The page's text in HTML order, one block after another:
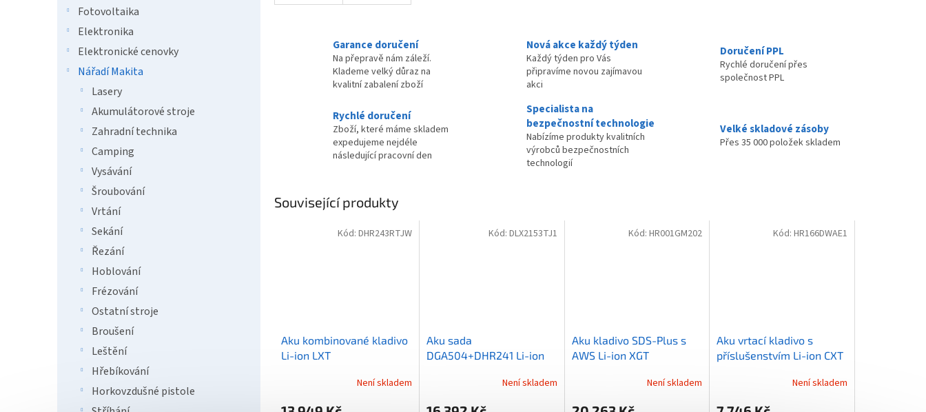
Fotovoltaika
Elektronika
Elektronické cenovky
Nářadí Makita
Lasery
Akumulátorové stroje
Zahradní technika
Camping
Vysávání
Šroubování
Vrtání
Sekání
Řezání
Hoblování
Frézování
Ostatní stroje
Broušení
Leštění
Hřebíkování
Horkovzdušné pistole
Garance doručení
Na přepravě nám záleží.
Klademe velký důraz na
kvalitní zabalení zboží
Nová akce každý týden
Každý týden pro Vás
připravíme novou zajímavou
akci
Doručení PPL
Rychlé doručení přes
společnost PPL
Rychlé doručení
Zboží, které máme skladem
expedujeme nejdéle
následující pracovní den
Specialista na
bezpečnostní technologie
Nabízíme produkty kvalitních
výrobců bezpečnostních
technologií
Velké skladové zásoby
Přes 35 000 položek skladem
Související produkty
Aku kombinované kladivo
Li-ion LXT
Není skladem
Kód: DHR243RTJW
Aku sada
DGA504+DHR241 Li-ion
Není skladem
Kód: DLX2153TJ1
Aku kladivo SDS-Plus s
AWS Li-ion XGT
Není skladem
Kód:HR001GM202
Aku vrtací kladivo s
příslušenstvím Li-ion CXT
Není skladem
Kód: HR166DWAE1